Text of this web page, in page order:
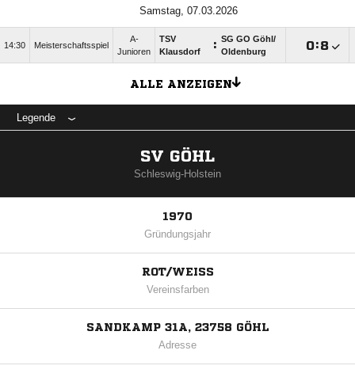
Samstag, 07.03.2026
14:30 Meisterschaftsspiel
A-
Junioren
TSV
Klausdorf
: SG GO Göhl/​
Oldenburg
:
ALLE ANZEIGEN
Legende
SV GÖHL
Schleswig-Holstein
1970
Gründungsjahr
ROT/WEISS
Vereinsfarben
SANDKAMP 31A, 23758 GÖHL
Adresse